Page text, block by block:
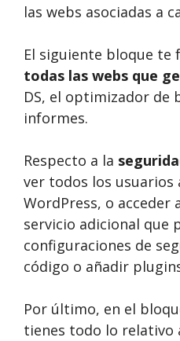
las webs asociadas a
El siguiente bloque te
todas las webs que
DS, el optimizador de
informes.
Respecto a la
ver todos los usuarios
WordPress, o acceder
servicio adicional que
configuraciones de
código o añadir
Por último, en el
tienes todo lo relativo